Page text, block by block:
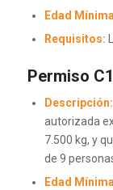
Edad
Requisitos:
Permiso C1
Descripción:
autorizada
7.500 kg, y
de 9
Edad